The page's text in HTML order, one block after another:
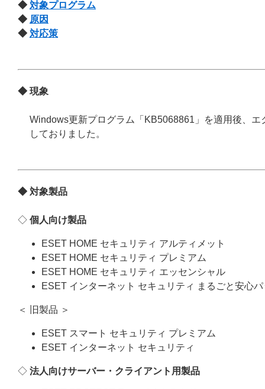
◆ 対象プログラム
◆ 原因
◆ 対応策
◆ 現象
Windows更新プログラム「KB5068861」を適用後、
しておりました。
◆ 対象製品
◇ 個人向け製品
ESET HOME セキュリティ アルティメット
ESET HOME セキュリティ プレミアム
ESET HOME セキュリティ エッセンシャル
ESET インターネット セキュリティ まるごと安心
＜ 旧製品 ＞
ESET スマート セキュリティ プレミアム
ESET インターネット セキュリティ
◇ 法人向けサーバー・クライアント用製品